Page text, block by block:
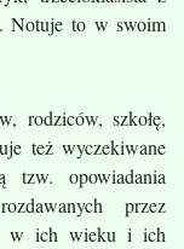
Notuje to w swoim
rodziców, szkołę,
też wyczekiwane
tzw. opowiadania
przez
w ich wieku i ich